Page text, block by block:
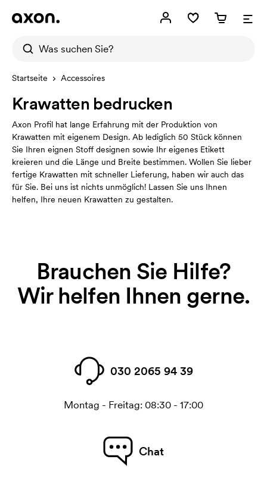
Startseite Accessoires
Krawatten bedrucken
Axon Profil hat lange Erfahrung mit der Produktion von
Krawatten mit eigenem Design. Ab lediglich 50 Stück können
Sie Ihren eignen Stoff designen sowie Ihr eigenes Etikett
kreieren und die Länge und Breite bestimmen. Wollen Sie lieber
fertige Krawatten mit schneller Lieferung, haben wir auch das
für Sie. Bei uns ist nichts unmöglich! Lassen Sie uns Ihnen
helfen, Ihre neuen Krawatten zu gestalten.
Brauchen Sie Hilfe?
Wir helfen Ihnen gerne.
030 2065 94 39
Montag - Freitag: 08:30 - 17:00
Chat